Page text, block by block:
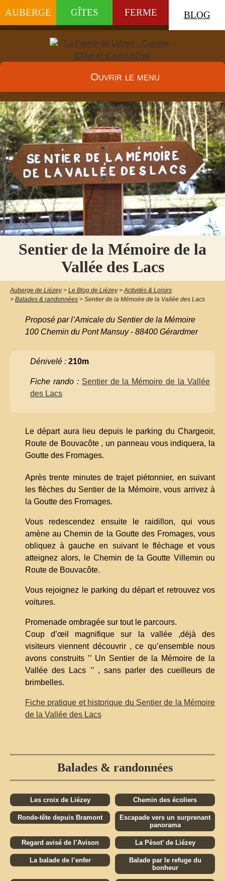
AUBERGE GÎTES FERME BLOG
Ouvrir le menu
Sentier de la Mémoire de la
Vallée des Lacs
Auberge de Liézey > Le Blog de Liézey >Activités & Loisirs
> Balades & randonnées > Sentier de la Mémoire de la Vallée des Lacs
Proposé par l’Amicale du Sentier de la Mémoire
100 Chemin du Pont Mansuy - 88400 Gérardmer
Dénivelé : 210m
Fiche rando : Sentier de la Mémoire de la Vallée
des Lacs
Le départ aura lieu depuis le parking du Chargeoir,
Route de Bouvacôte , un panneau vous indiquera, la
Goutte des Fromages.
Après trente minutes de trajet piétonnier, en suivant
les flèches du Sentier de la Mémoire, vous arrivez à
la Goutte des Fromages.
Vous redescendez ensuite le raidillon, qui vous
amène au Chemin de la Goutte des Fromages, vous
obliquez à gauche en suivant le fléchage et vous
atteignez alors, le Chemin de la Goutte Villemin ou
Route de Bouvacôte.
Vous rejoignez le parking du départ et retrouvez vos
voitures.
Promenade ombragée sur tout le parcours.
Coup d’œil magnifique sur la vallée ,déjà des
visiteurs viennent découvrir , ce qu’ensemble nous
avons construits ’’ Un Sentier de la Mémoire de la
Vallée des Lacs ’’ , sans parler des cueilleurs de
brimbelles.
Fiche pratique et historique du Sentier de la Mémoire
de la Vallée des Lacs
Balades & randonnées
Les croix de Liézey Chemin des écoliers
Ronde-tête depuis Bramont
Escapade vers un surprenant
panorama
Regard avisé de l’Avison La Pèsot’ de Liézey
La balade de l’enfer
Balade par le refuge du
bonheur